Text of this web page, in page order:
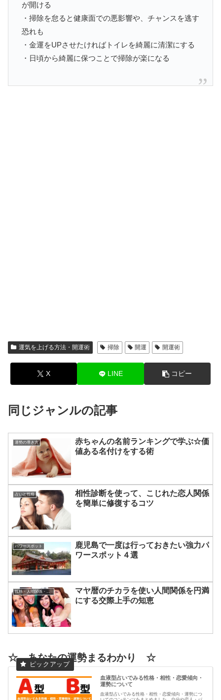
が開ける
・掃除を怠ると健康面での悪影響や、チャンスを逃す
恐れも
・金運をUPさせたければトイレを綺麗に清潔にする
・日頃から綺麗に保つことで掃除が楽になる
運気を上げる方法・開運術 掃除 開運 開運術
X LINE コピー
同じジャンルの記事
運勢の導き方
赤ちゃんの名前ランキングで学ぶ☆価
値ある名付けをする術
占いと性格
相性診断を使って、こじれた恋人関係
を簡単に修復するコツ
パワースポット
鹿児島で一度は行っておきたい強力パ
ワースポット４選
性格・人間関係・コミュニケーションについて
マヤ暦のチカラを使い人間関係を円満
にする交際上手の知恵
☆ あなたの運勢まるわかり ☆
血液型占いでみる性格・相性・恋愛傾向・
運勢について
血液型占いでみる性格・相性・恋愛傾向・運勢につ